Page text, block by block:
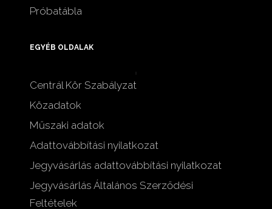
Próbatábla
EGYÉB OLDALAK
Centrál Kör Szabályzat
Közadatok
Műszaki adatok
Adattovábbítási nyilatkozat
Jegyvásárlás adattovábbítási nyilatkozat
Jegyvásárlás Általános Szerződési
Feltételek